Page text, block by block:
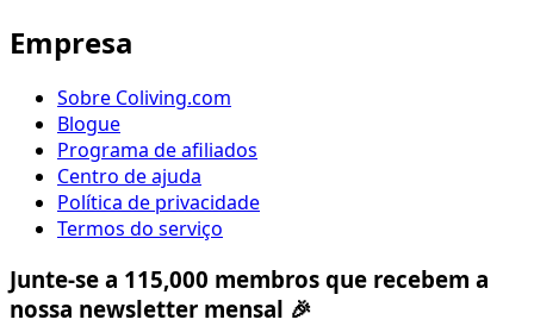
Empresa
Sobre Coliving.com
Blogue
Programa de afiliados
Centro de ajuda
Política de privacidade
Termos do serviço
Junte-se a 115,000 membros que recebem a
nossa newsletter mensal 🎉